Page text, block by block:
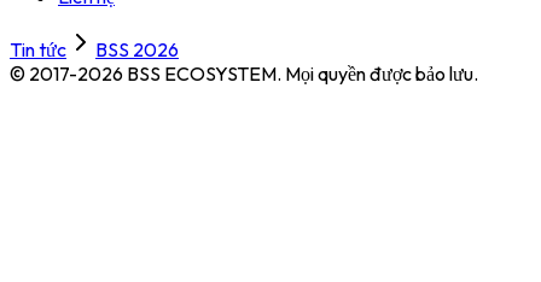
Tin tức
BSS 2026
© 2017-2026 BSS ECOSYSTEM. Mọi quyền được bảo lưu.